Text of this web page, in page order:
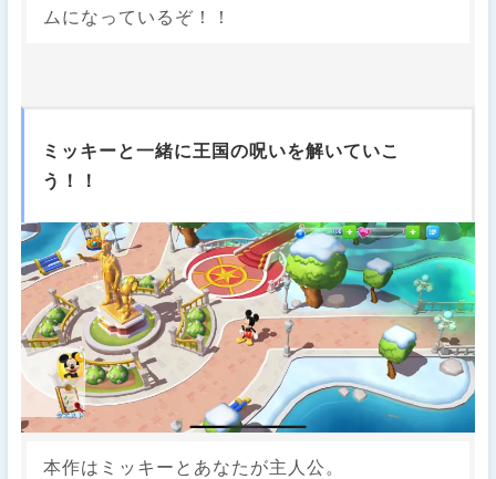
ムになっているぞ！！
ミッキーと一緒に王国の呪いを解いていこ
う！！
本作はミッキーとあなたが主人公。